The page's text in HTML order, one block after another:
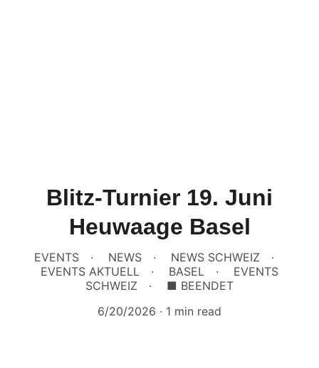
Blitz-Turnier 19. Juni
Heuwaage Basel
EVENTS NEWS
NEWS SCHWEIZ
EVENTS AKTUELL
BASEL
EVENTS
SCHWEIZ
■ BEENDET
6/20/2026
1 min read